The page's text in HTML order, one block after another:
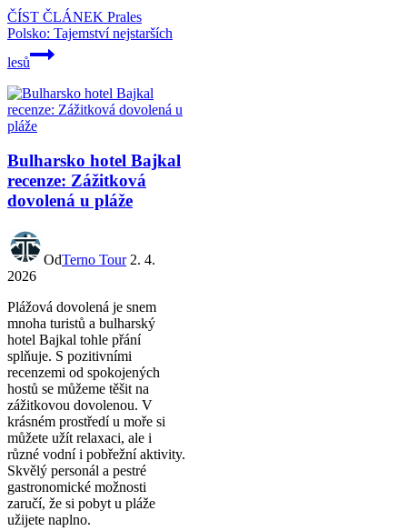
ČÍST ČLÁNEK Prales
Polsko: Tajemství nejstarších
lesů
Bulharsko hotel Bajkal
recenze: Zážitková
dovolená u pláže
OdTerno Tour 2. 4.
2026
Plážová dovolená je snem
mnoha turistů a bulharský
hotel Bajkal tohle přání
splňuje. S pozitivními
recenzemi od spokojených
hostů se můžeme těšit na
zážitkovou dovolenou. V
krásném prostředí u moře si
můžete užít relaxaci, ale i
různé vodní i pobřežní aktivity.
Skvělý personál a pestré
gastronomické možnosti
zaručí, že si pobyt u pláže
užijete naplno.